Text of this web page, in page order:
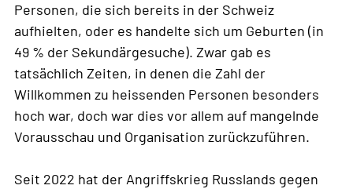
Personen, die sich bereits in der Schweiz
aufhielten, oder es handelte sich um Geburten (in
49 % der Sekundärgesuche). Zwar gab es
tatsächlich Zeiten, in denen die Zahl der
Willkommen zu heissenden Personen besonders
hoch war, doch war dies vor allem auf mangelnde
Vorausschau und Organisation zurückzuführen.
Seit 2022 hat der Angriffskrieg Russlands gegen